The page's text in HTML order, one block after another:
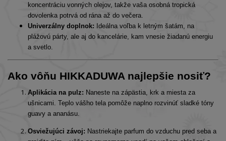
koncentráciu vonných olejov, takže vaša osobná tropická
dovolenka potrvá od rána až do večera.
Univerzálny doplnok: Ideálna voľba k letným šatám, na
plážovú párty, ale aj do kancelárie, kam vnesie žiadanú energiu
a svetlo.
Ako vôňu HIKKADUWA najlepšie nosiť?
Aplikácia na pulz: Naneste na zápästia, krk a miesta za
ušnicami. Teplo vášho tela pomôže naplno rozvinúť sladké tóny
guavy a ananásu.
Osviežujúci závoj: Nastriekajte parfum do vzduchu pred seba a